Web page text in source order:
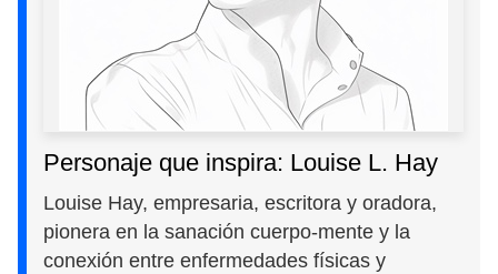
Personaje que inspira: Louise L. Hay
Louise Hay, empresaria, escritora y oradora,
pionera en la sanación cuerpo-mente y la
conexión entre enfermedades físicas y